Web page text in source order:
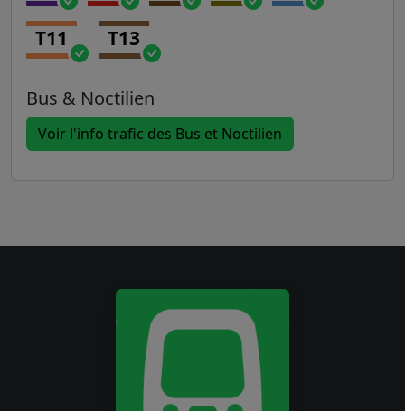
T11 T13
Bus & Noctilien
Voir l'info trafic des Bus et Noctilien